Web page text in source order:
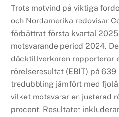
Trots motvind på viktiga
och Nordamerika redovisar
förbättrat första kvartal
motsvarande period 2024.
däcktillverkaren rapporterar
rörelseresultat (EBIT) på 639
tredubbling jämfört med
vilket motsvarar en justerad
procent. Resultatet